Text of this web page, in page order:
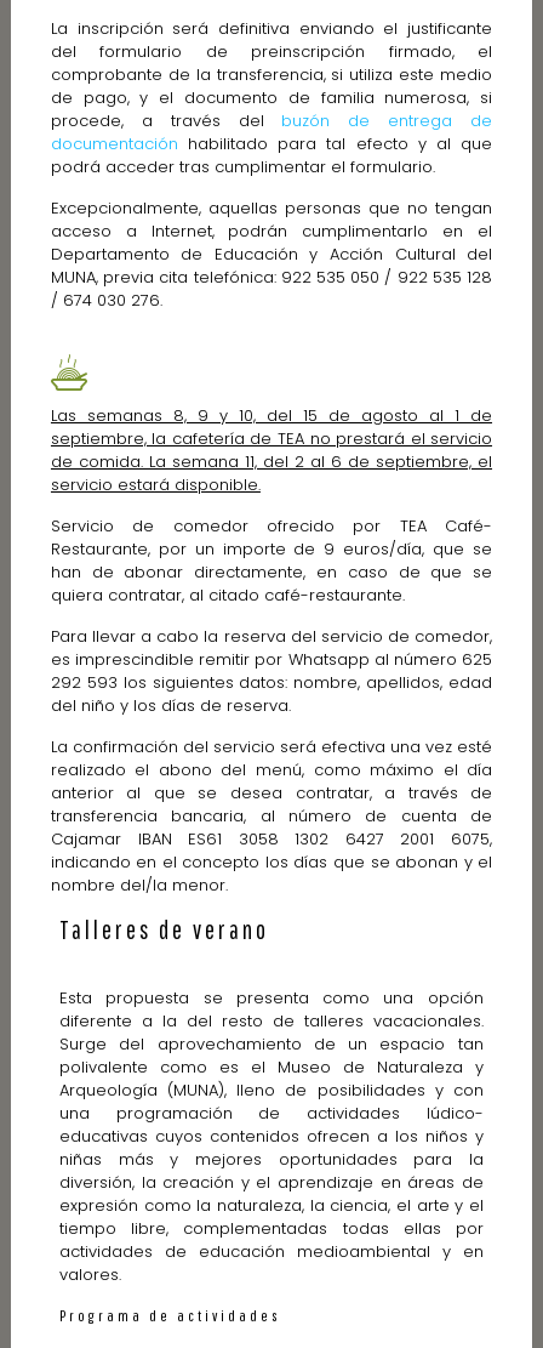
La inscripción será definitiva enviando el justificante
del formulario de preinscripción firmado, el
comprobante de la transferencia, si utiliza este medio
de pago, y el documento de familia numerosa, si
procede, a través del buzón de entrega de
documentación habilitado para tal efecto y al que
podrá acceder tras cumplimentar el formulario.
Excepcionalmente, aquellas personas que no tengan
acceso a Internet, podrán cumplimentarlo en el
Departamento de Educación y Acción Cultural del
MUNA, previa cita telefónica: 922 535 050 / 922 535 128
/ 674 030 276.
Las semanas 8, 9 y 10, del 15 de agosto al 1 de
septiembre, la cafetería de TEA no prestará el servicio
de comida. La semana 11, del 2 al 6 de septiembre, el
servicio estará disponible.
Servicio de comedor ofrecido por TEA Café-
Restaurante, por un importe de 9 euros/día, que se
han de abonar directamente, en caso de que se
quiera contratar, al citado café-restaurante.
Para llevar a cabo la reserva del servicio de comedor,
es imprescindible remitir por Whatsapp al número 625
292 593 los siguientes datos: nombre, apellidos, edad
del niño y los días de reserva.
La confirmación del servicio será efectiva una vez esté
realizado el abono del menú, como máximo el día
anterior al que se desea contratar, a través de
transferencia bancaria, al número de cuenta de
Cajamar IBAN ES61 3058 1302 6427 2001 6075,
indicando en el concepto los días que se abonan y el
nombre del/la menor.
Talleres de verano
Esta propuesta se presenta como una opción
diferente a la del resto de talleres vacacionales.
Surge del aprovechamiento de un espacio tan
polivalente como es el Museo de Naturaleza y
Arqueología (MUNA), lleno de posibilidades y con
una programación de actividades lúdico-
educativas cuyos contenidos ofrecen a los niños y
niñas más y mejores oportunidades para la
diversión, la creación y el aprendizaje en áreas de
expresión como la naturaleza, la ciencia, el arte y el
tiempo libre, complementadas todas ellas por
actividades de educación medioambiental y en
valores.
Programa de actividades